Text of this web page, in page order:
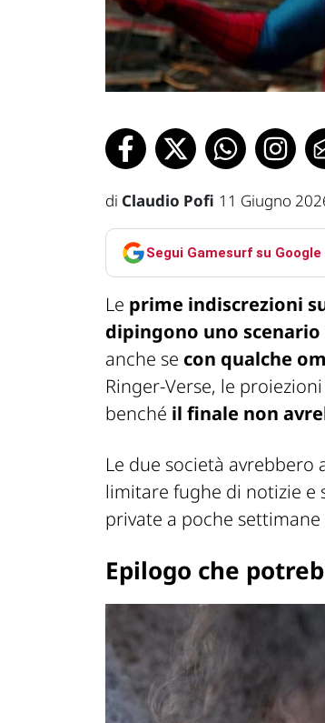
di Claudio Pofi 11 Giugno
Segui Gamesurf su Google
Le prime indiscrezioni
dipingono uno scenario
anche se con qualche
Ringer-Verse, le
benché il finale non
Le due società avrebbero
limitare fughe di notizie
private a poche
Epilogo che